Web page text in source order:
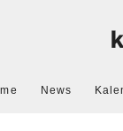
News